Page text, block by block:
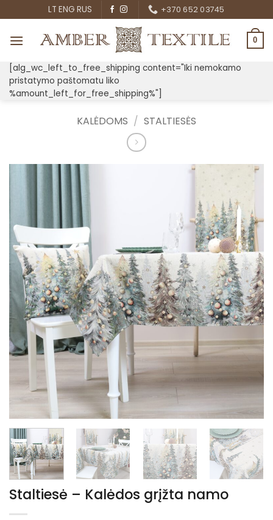
to
content
LT ENG RUS +370 652 03745
0
[alg_wc_left_to_free_shipping content="Iki nemokamo
pristatymo paštomatu liko
%amount_left_for_free_shipping%"]
KALĖDOMS / STALTIESĖS
Staltiesė – Kalėdos grįžta namo